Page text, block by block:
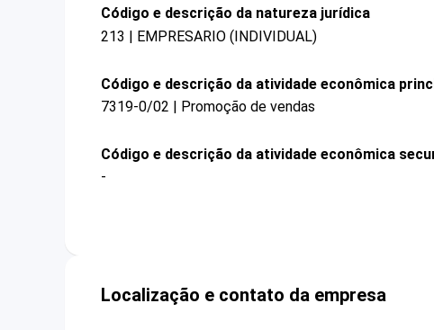
Código e descrição da natureza jurídica
213 | EMPRESARIO (INDIVIDUAL)
Código e descrição da atividade econômica
7319-0/02 | Promoção de vendas
Código e descrição da atividade econômica
-
Localização e contato da empresa